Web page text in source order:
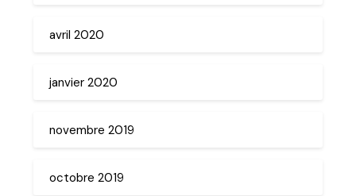
avril 2020
janvier 2020
novembre 2019
octobre 2019